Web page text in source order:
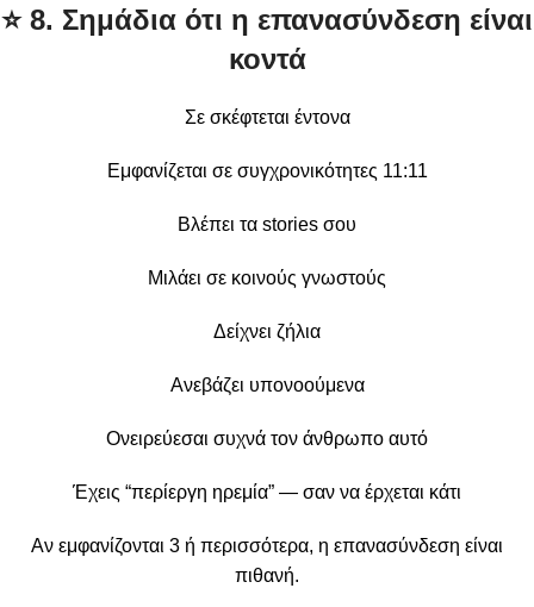
⭐ 8. Σημάδια ότι η επανασύνδεση είναι
κοντά
Σε σκέφτεται έντονα
Εμφανίζεται σε συγχρονικότητες 11:11
Βλέπει τα stories σου
Μιλάει σε κοινούς γνωστούς
Δείχνει ζήλια
Ανεβάζει υπονοούμενα
Ονειρεύεσαι συχνά τον άνθρωπο αυτό
Έχεις “περίεργη ηρεμία” — σαν να έρχεται κάτι
Αν εμφανίζονται 3 ή περισσότερα, η επανασύνδεση είναι
πιθανή.